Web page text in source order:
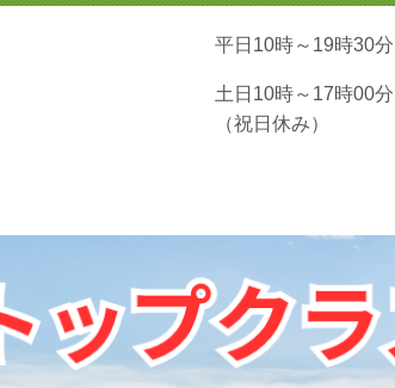
平日10時～19時30分
土日10時～17時00分
（祝日休み）